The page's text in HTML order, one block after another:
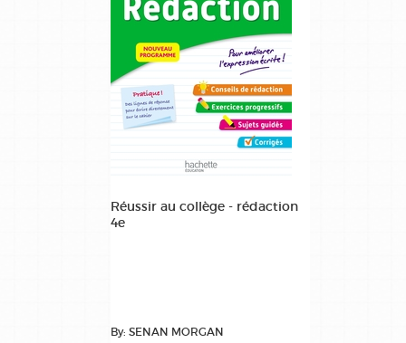
Réussir au collège - rédaction
4e
By: SENAN MORGAN